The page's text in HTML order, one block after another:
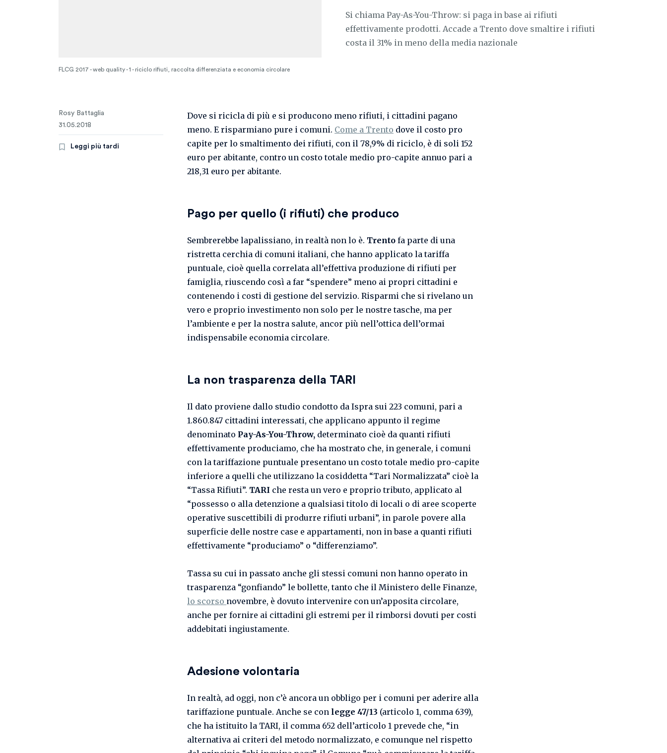
Si chiama Pay-As-You-Throw: si paga in base ai rifiuti
effettivamente prodotti. Accade a Trento dove smaltire i rifiuti
costa il 31% in meno della media nazionale
FLCG 2017 - web quality - 1 - riciclo rifiuti, raccolta differenziata e economia circolare
Rosy Battaglia
31.05.2018
Leggi più tardi
Dove si ricicla di più e si producono meno rifiuti, i cittadini pagano
meno. E risparmiano pure i comuni. Come a Trento dove il costo pro
capite per lo smaltimento dei rifiuti, con il 78,9% di riciclo, è di soli 152
euro per abitante, contro un costo totale medio pro-capite annuo pari a
218,31 euro per abitante.
Pago per quello (i rifiuti) che produco
Sembrerebbe lapalissiano, in realtà non lo è. Trento fa parte di una
ristretta cerchia di comuni italiani, che hanno applicato la tariffa
puntuale, cioè quella correlata all’effettiva produzione di rifiuti per
famiglia, riuscendo così a far “spendere” meno ai propri cittadini e
contenendo i costi di gestione del servizio. Risparmi che si rivelano un
vero e proprio investimento non solo per le nostre tasche, ma per
l’ambiente e per la nostra salute, ancor più nell’ottica dell’ormai
indispensabile economia circolare.
La non trasparenza della TARI
Il dato proviene dallo studio condotto da Ispra sui 223 comuni, pari a
1.860.847 cittadini interessati, che applicano appunto il regime
denominato Pay-As-You-Throw, determinato cioè da quanti rifiuti
effettivamente produciamo, che ha mostrato che, in generale, i comuni
con la tariffazione puntuale presentano un costo totale medio pro-capite
inferiore a quelli che utilizzano la cosiddetta “Tari Normalizzata” cioè la
“Tassa Rifiuti”. TARI che resta un vero e proprio tributo, applicato al
“possesso o alla detenzione a qualsiasi titolo di locali o di aree scoperte
operative suscettibili di produrre rifiuti urbani”, in parole povere alla
superficie delle nostre case e appartamenti, non in base a quanti rifiuti
effettivamente “produciamo” o “differenziamo”.
Tassa su cui in passato anche gli stessi comuni non hanno operato in
trasparenza “gonfiando” le bollette, tanto che il Ministero delle Finanze,
lo scorso novembre, è dovuto intervenire con un’apposita circolare,
anche per fornire ai cittadini gli estremi per il rimborsi dovuti per costi
addebitati ingiustamente.
Adesione volontaria
In realtà, ad oggi, non c’è ancora un obbligo per i comuni per aderire alla
tariffazione puntuale. Anche se con legge 47/13 (articolo 1, comma 639),
che ha istituito la TARI, il comma 652 dell’articolo 1 prevede che, “in
alternativa ai criteri del metodo normalizzato, e comunque nel rispetto